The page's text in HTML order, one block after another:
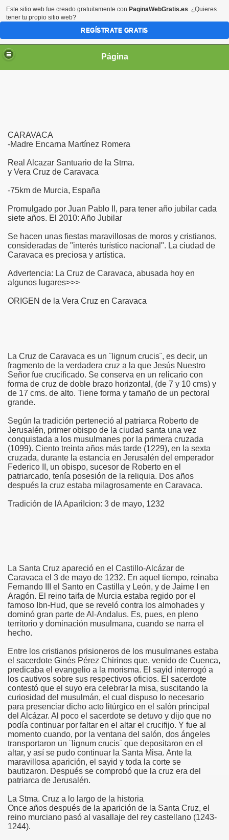
Página
CARAVACA
-Madre Encarna Martínez Romera
Real Alcazar Santuario de la Stma.
y Vera Cruz de Caravaca
-75km de Murcia, España
Promulgado por Juan Pablo II, para tener año jubilar cada
siete años. El 2010: Año Jubilar
Se hacen unas fiestas maravillosas de moros y cristianos,
consideradas de "interés turístico nacional". La ciudad de
Caravaca es preciosa y artística.
Advertencia: La Cruz de Caravaca, abusada hoy en
algunos lugares>>>
ORIGEN de la Vera Cruz en Caravaca
La Cruz de Caravaca es un ¨lignum crucis¨, es decir, un
fragmento de la verdadera cruz a la que Jesús Nuestro
Señor fue crucificado. Se conserva en un relicario con
forma de cruz de doble brazo horizontal, (de 7 y 10 cms) y
de 17 cms. de alto. Tiene forma y tamaño de un pectoral
grande.
Según la tradición perteneció al patriarca Roberto de
Jerusalén, primer obispo de la ciudad santa una vez
conquistada a los musulmanes por la primera cruzada
(1099). Ciento treinta años más tarde (1229), en la sexta
cruzada, durante la estancia en Jerusalén del emperador
Federico II, un obispo, sucesor de Roberto en el
patriarcado, tenía posesión de la reliquia. Dos años
después la cruz estaba milagrosamente en Caravaca.
Tradición de lA ApariIcion: 3 de mayo, 1232
La Santa Cruz apareció en el Castillo-Alcázar de
Caravaca el 3 de mayo de 1232. En aquel tiempo, reinaba
Fernando III el Santo en Castilla y León, y de Jaime I en
Aragón. El reino taifa de Murcia estaba regido por el
famoso Ibn-Hud, que se reveló contra los almohades y
dominó gran parte de Al-Andalus. Es, pues, en pleno
territorio y dominación musulmana, cuando se narra el
hecho.
Entre los cristianos prisioneros de los musulmanes estaba
el sacerdote Ginés Pérez Chirinos que, venido de Cuenca,
predicaba el evangelio a la morisma. El sayid interrogó a
los cautivos sobre sus respectivos oficios. El sacerdote
contestó que el suyo era celebrar la misa, suscitando la
curiosidad del musulmán, el cual dispuso lo necesario
para presenciar dicho acto litúrgico en el salón principal
del Alcázar. Al poco el sacerdote se detuvo y dijo que no
podía continuar por faltar en el altar el crucifijo. Y fue al
momento cuando, por la ventana del salón, dos ángeles
transportaron un ¨lignum crucis¨ que depositaron en el
altar, y así se pudo continuar la Santa Misa. Ante la
maravillosa aparición, el sayid y toda la corte se
bautizaron. Después se comprobó que la cruz era del
patriarca de Jerusalén.
La Stma. Cruz a lo largo de la historia
Once años después de la aparición de la Santa Cruz, el
reino murciano pasó al vasallaje del rey castellano (1243-
1244).
Este sitio web fue creado gratuitamente con PaginaWebGratis.es. ¿Quieres
tener tu propio sitio web?
REGÍSTRATE GRATIS